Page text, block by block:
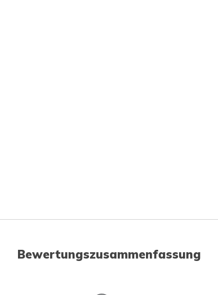
Bewertungszusammenfassung